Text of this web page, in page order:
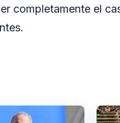
completamente el